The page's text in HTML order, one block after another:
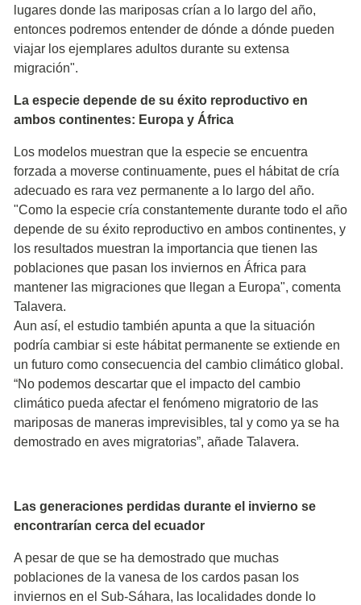
lugares donde las mariposas crían a lo largo del año,
entonces podremos entender de dónde a dónde pueden
viajar los ejemplares adultos durante su extensa
migración".
La especie depende de su éxito reproductivo en
ambos continentes: Europa y África
Los modelos muestran que la especie se encuentra
forzada a moverse continuamente, pues el hábitat de cría
adecuado es rara vez permanente a lo largo del año.
"Como la especie cría constantemente durante todo el año
depende de su éxito reproductivo en ambos continentes, y
los resultados muestran la importancia que tienen las
poblaciones que pasan los inviernos en África para
mantener las migraciones que llegan a Europa", comenta
Talavera.
Aun así, el estudio también apunta a que la situación
podría cambiar si este hábitat permanente se extiende en
un futuro como consecuencia del cambio climático global.
“No podemos descartar que el impacto del cambio
climático pueda afectar el fenómeno migratorio de las
mariposas de maneras imprevisibles, tal y como ya se ha
demostrado en aves migratorias”, añade Talavera.
Las generaciones perdidas durante el invierno se
encontrarían cerca del ecuador
A pesar de que se ha demostrado que muchas
poblaciones de la vanesa de los cardos pasan los
inviernos en el Sub-Sáhara, las localidades donde lo